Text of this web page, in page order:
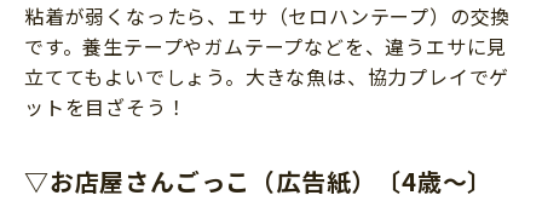
粘着が弱くなったら、エサ（セロハンテープ）の交換
です。養生テープやガムテープなどを、違うエサに見
立ててもよいでしょう。大きな魚は、協力プレイでゲ
ットを目ざそう！
▽お店屋さんごっこ（広告紙）〔4歳～〕